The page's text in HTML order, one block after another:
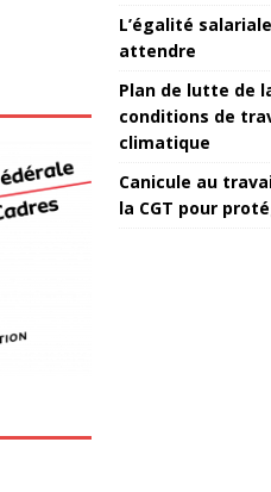
L’égalité
attendre
Plan de lutte de
conditions de
climatique
Canicule au
la CGT pour